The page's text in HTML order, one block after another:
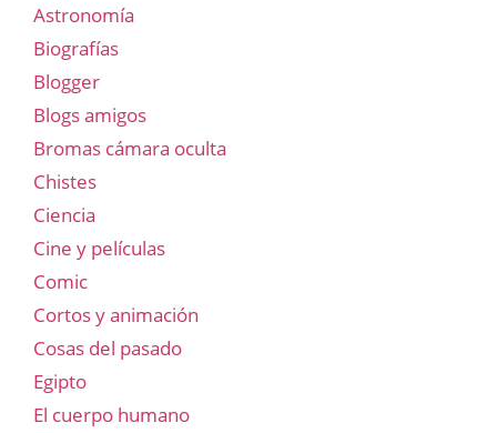
Astronomía
Biografías
Blogger
Blogs amigos
Bromas cámara oculta
Chistes
Ciencia
Cine y películas
Comic
Cortos y animación
Cosas del pasado
Egipto
El cuerpo humano